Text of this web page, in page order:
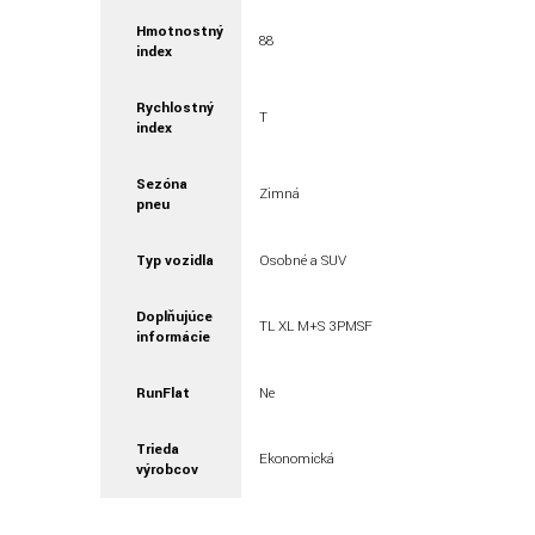
Hmotnostný
index
88
Rychlostný
index
T
Sezóna
pneu
Zimná
Typ vozidla Osobné a SUV
Doplňujúce
informácie
TL XL M+S 3PMSF
RunFlat Ne
Trieda
výrobcov
Ekonomická